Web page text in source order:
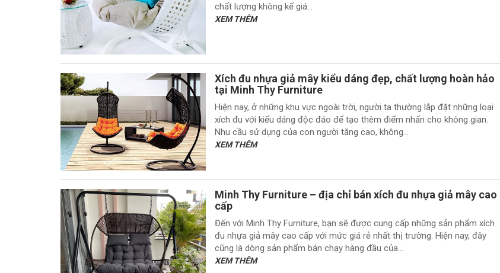
chất lượng không kể giá...
XEM THÊM
Xích đu nhựa giả mây kiểu dáng đẹp, chất lượng hoàn hảo
tại Minh Thy Furniture
Hiện nay, ở những khu vực ngoài trời, người ta thường lắp đặt những loại
xích đu với kiểu dáng độc đáo để tạo thêm điểm nhấn cho không gian.
Nhu cầu sử dụng của con người tăng cao, không...
XEM THÊM
Minh Thy Furniture – địa chỉ bán xích đu nhựa giả mây cao
cấp
Đến với Minh Thy Furniture, bạn sẽ được cung cấp những sản phẩm xích
đu nhựa giả mây cao cấp với mức giá rẻ nhất thị trường. Hiện nay, đây
cũng là dòng sản phẩm bán chạy hàng đầu của...
XEM THÊM